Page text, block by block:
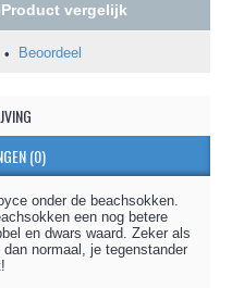
Product vergelijk
• Beoordeel
(0)
onder de beachsokken.
een nog betere
en dwars waard. Zeker als
normaal, je tegenstander